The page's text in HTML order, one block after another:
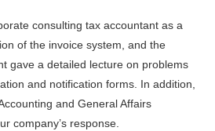
consulting tax accountant as a
of the invoice system, and the
gave a detailed lecture on problems
and notification forms. In addition,
and General Affairs
company’s response.